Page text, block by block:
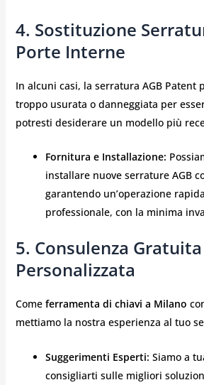
4. Sostituzione
Porte Interne
In alcuni casi, la serratura AGB Patent
troppo usurata o danneggiata per
potresti desiderare un modello più
Fornitura e Installazione:
installare nuove serrature AGB
garantendo un’operazione
professionale, con la minima
5. Consulenza Gratuita
Personalizzata
Come ferramenta di chiavi a Milano
mettiamo la nostra esperienza al tuo
Suggerimenti Esperti: Siamo a
consigliarti sulle migliori